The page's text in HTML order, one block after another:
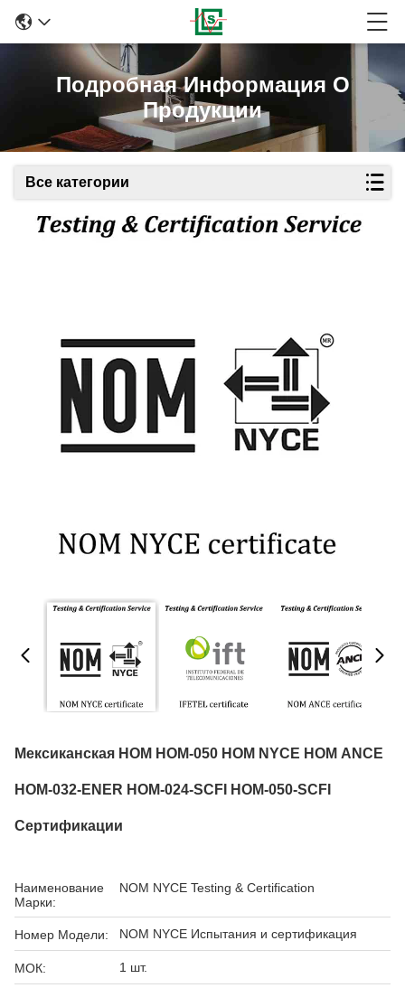
Подробная Информация О
Продукции
Все категории
Мексиканская НОМ НОМ-050 НОМ NYCE НОМ ANCE
НОМ-032-ENER НОМ-024-SCFI НОМ-050-SCFI
Сертификации
Наименование
Марки:
NOM NYCE Testing & Certification
Номер Модели: NOM NYCE Испытания и сертификация
МОК: 1 шт.